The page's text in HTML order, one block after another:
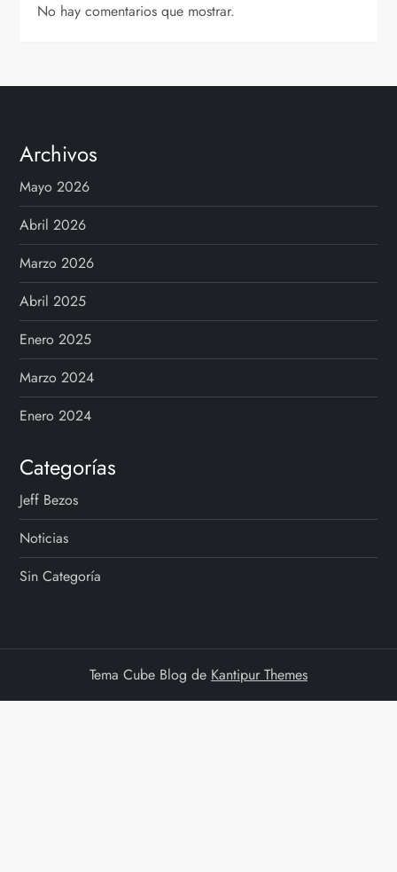
No hay comentarios que mostrar.
Archivos
Mayo 2026
Abril 2026
Marzo 2026
Abril 2025
Enero 2025
Marzo 2024
Enero 2024
Categorías
Jeff Bezos
Noticias
Sin Categoría
Tema Cube Blog de Kantipur Themes